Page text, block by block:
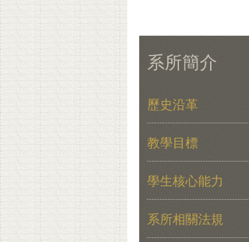
系所簡介
歷史沿革
教學目標
學生核心能力
系所相關法規